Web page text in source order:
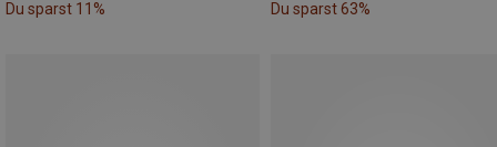
Du sparst 11% Du sparst 63%